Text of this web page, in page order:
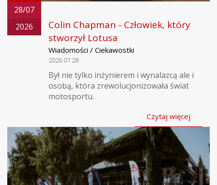
28/07
2026
Colin Chapman - Człowiek, który
stworzył Lotusa
Wiadomości / Ciekawostki
2026.07.28
Był nie tylko inżynierem i wynalazcą ale i
osobą, która zrewolucjonizowała świat
motosportu.
Czytaj więcej